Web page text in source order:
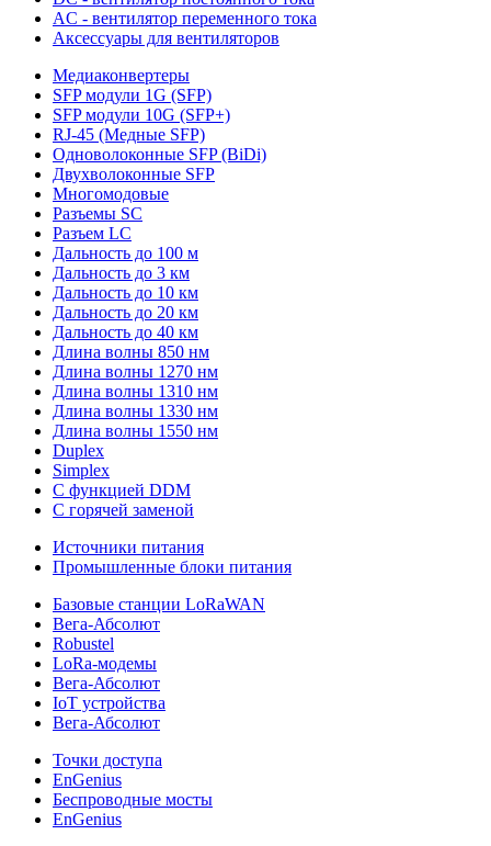
AC - вентилятор переменного тока
Аксессуары для вентиляторов
Медиаконвертеры
SFP модули 1G (SFP)
SFP модули 10G (SFP+)
RJ-45 (Медные SFP)
Одноволоконные SFP (BiDi)
Двухволоконные SFP
Многомодовые
Разъемы SC
Разъем LC
Дальность до 100 м
Дальность до 3 км
Дальность до 10 км
Дальность до 20 км
Дальность до 40 км
Длина волны 850 нм
Длина волны 1270 нм
Длина волны 1310 нм
Длина волны 1330 нм
Длина волны 1550 нм
Duplex
Simplex
С функцией DDM
С горячей заменой
Источники питания
Промышленные блоки питания
Базовые станции LoRaWAN
Вега-Абсолют
Robustel
LoRa-модемы
Вега-Абсолют
IoT устройства
Вега-Абсолют
Точки доступа
EnGenius
Беспроводные мосты
EnGenius